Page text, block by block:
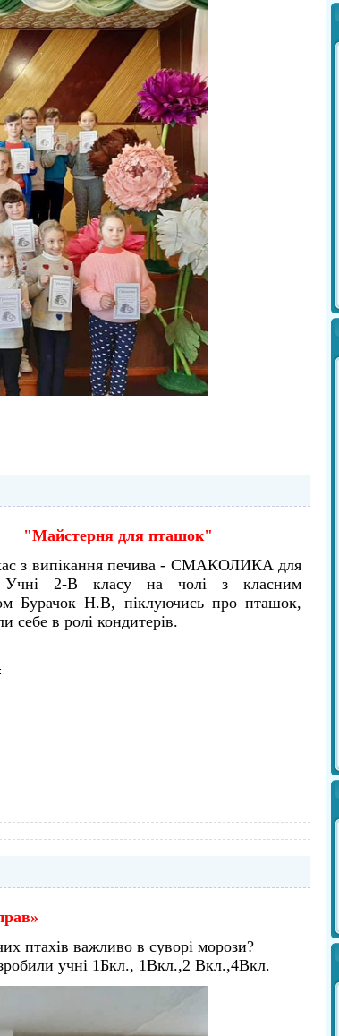
"Майстерня для пташок"
з випікання печива - СМАКОЛИКА для
Учні 2-В класу на чолі з класним
Бурачок Н.В, піклуючись про пташок,
себе в ролі кондитерів.
птахів важливо в суворі морози?
учні 1Бкл., 1Вкл.,2 Вкл.,4Вкл.